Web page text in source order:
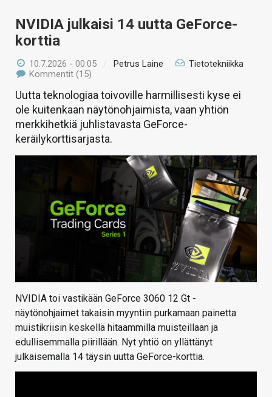
NVIDIA julkaisi 14 uutta GeForce-
korttia
10.7.2026 - 00:05 / Petrus Laine
Tietotekniikka
Kommentit (15)
Uutta teknologiaa toivoville harmillisesti kyse ei
ole kuitenkaan näytönohjaimista, vaan yhtiön
merkkihetkiä juhlistavasta GeForce-
keräilykorttisarjasta.
NVIDIA toi vastikään GeForce 3060 12 Gt -
näytönohjaimet takaisin myyntiin purkamaan painetta
muistikriisin keskellä hitaammilla muisteillaan ja
edullisemmalla piirillään. Nyt yhtiö on yllättänyt
julkaisemalla 14 täysin uutta GeForce-korttia.